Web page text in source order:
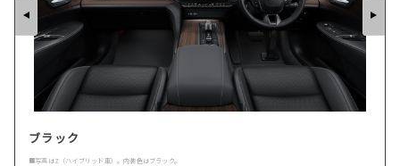
ブラック
■写真はZ（ハイブリッド車）。内装色はブラック。